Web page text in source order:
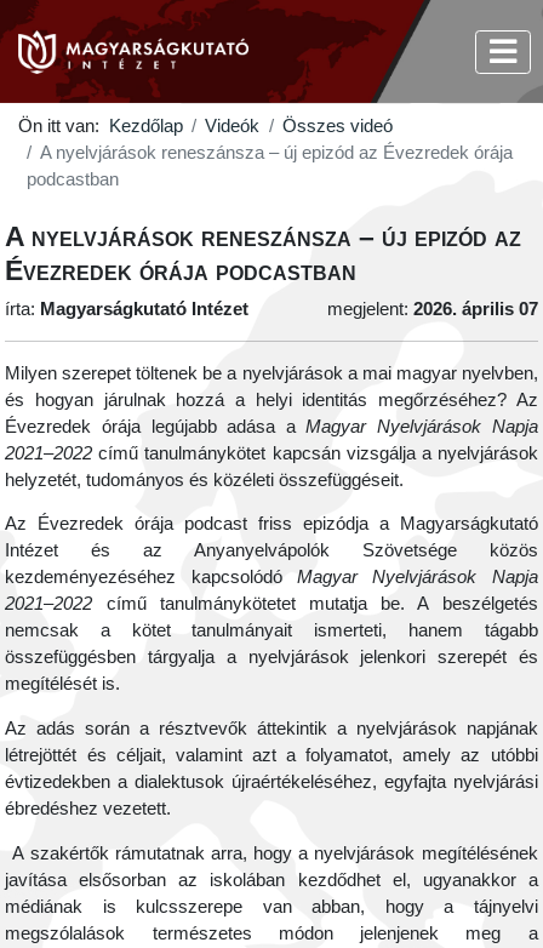
Ön itt van: Kezdőlap Videók
Összes videó
A nyelvjárások reneszánsza – új epizód az Évezredek órája
podcastban
A nyelvjárások reneszánsza – új epizód az
Évezredek órája podcastban
írta: Magyarságkutató Intézet megjelent: 2026. április 07
Milyen szerepet töltenek be a nyelvjárások a mai magyar nyelvben,
és hogyan járulnak hozzá a helyi identitás megőrzéséhez? Az
Évezredek órája legújabb adása aMagyar Nyelvjárások Napja
2021–2022 című tanulmánykötet kapcsán vizsgálja a nyelvjárások
helyzetét, tudományos és közéleti összefüggéseit.
Az Évezredek órája podcast friss epizódja a Magyarságkutató
Intézet és az Anyanyelvápolók Szövetsége közös
kezdeményezéséhez kapcsolódó Magyar Nyelvjárások Napja
2021–2022 című tanulmánykötetet mutatja be. A beszélgetés
nemcsak a kötet tanulmányait ismerteti, hanem tágabb
összefüggésben tárgyalja a nyelvjárások jelenkori szerepét és
megítélését is.
Az adás során a résztvevők áttekintik a nyelvjárások napjának
létrejöttét és céljait, valamint azt a folyamatot, amely az utóbbi
évtizedekben a dialektusok újraértékeléséhez, egyfajta nyelvjárási
ébredéshez vezetett.
A szakértők rámutatnak arra, hogy a nyelvjárások megítélésének
javítása elsősorban az iskolában kezdődhet el, ugyanakkor a
médiának is kulcsszerepe van abban, hogy a tájnyelvi
megszólalások természetes módon jelenjenek meg a